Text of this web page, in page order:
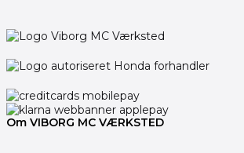
Om VIBORG MC VÆRKSTED